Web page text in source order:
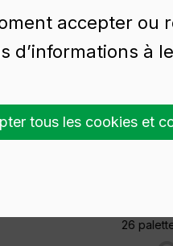
BVP
26
accepter ou
d’informations à
tous les cookies et